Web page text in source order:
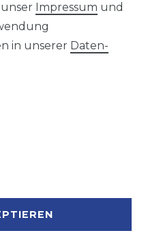
Impressum und
in unserer Daten­